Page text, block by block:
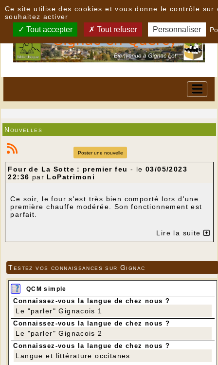
Nouvelles
Poster une nouvelle
Four de La Sotte : premier feu - le 03/05/2023
22:36 par LoPatrimoni
Ce soir, le four s'est très bien comporté lors d'une
première chauffe modérée. Son fonctionnement est
parfait.
Lire la suite
Testez vos connaissances sur Gignac
QCM simple
Connaissez-vous la langue de chez nous ?
Le "parler" Gignacois 1
Connaissez-vous la langue de chez nous ?
Le "parler" Gignacois 2
Connaissez-vous la langue de chez nous ?
Langue et littérature occitanes
Ce site utilise des cookies et vous donne le contrôle sur
souhaitez activer
Tout accepter Tout refuser Personnaliser